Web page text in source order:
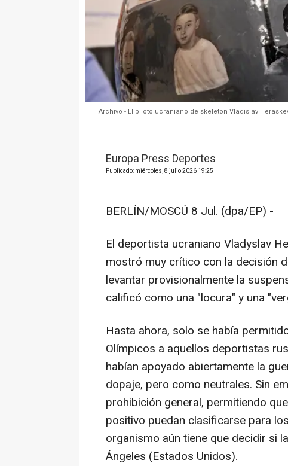
Archivo - El piloto ucraniano de skeleton Vladislav
Europa Press Deportes
Publicado: miércoles, 8 julio 2026 19:25
BERLÍN/MOSCÚ 8 Jul. (dpa/EP) -
El deportista ucraniano Vladyslav
mostró muy crítico con la decisión
levantar provisionalmente la
calificó como una "locura" y una
Hasta ahora, solo se había
Olímpicos a aquellos deportistas
habían apoyado abiertamente la
dopaje, pero como neutrales. Sin
prohibición general, permitiendo
positivo puedan clasificarse para
organismo aún tiene que decidir si
Ángeles (Estados Unidos).